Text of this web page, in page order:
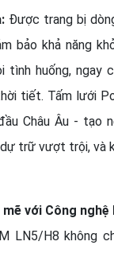
Được trang bị
bảo khả năng
tình huống, ngay
tiết. Tấm lưới
Châu Âu - tạo
trữ vượt trội, và
với Công
LN5/H8 không